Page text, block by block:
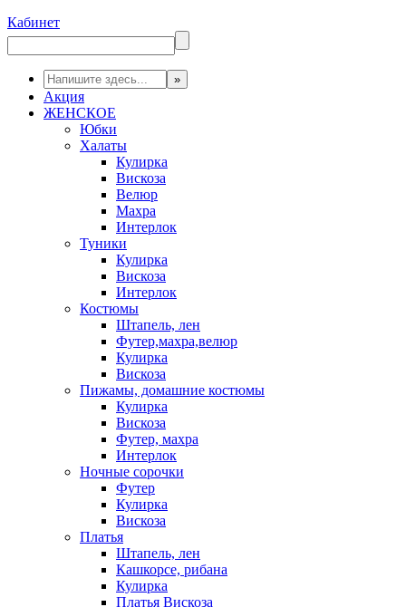
Кабинет
Акция
ЖЕНСКОЕ
Юбки
Халаты
Кулирка
Вискоза
Велюр
Махра
Интерлок
Туники
Кулирка
Вискоза
Интерлок
Костюмы
Штапель, лен
Футер,махра,велюр
Кулирка
Вискоза
Пижамы, домашние костюмы
Кулирка
Вискоза
Футер, махра
Интерлок
Ночные сорочки
Футер
Кулирка
Вискоза
Платья
Штапель, лен
Кашкорсе, рибана
Кулирка
Платья Вискоза